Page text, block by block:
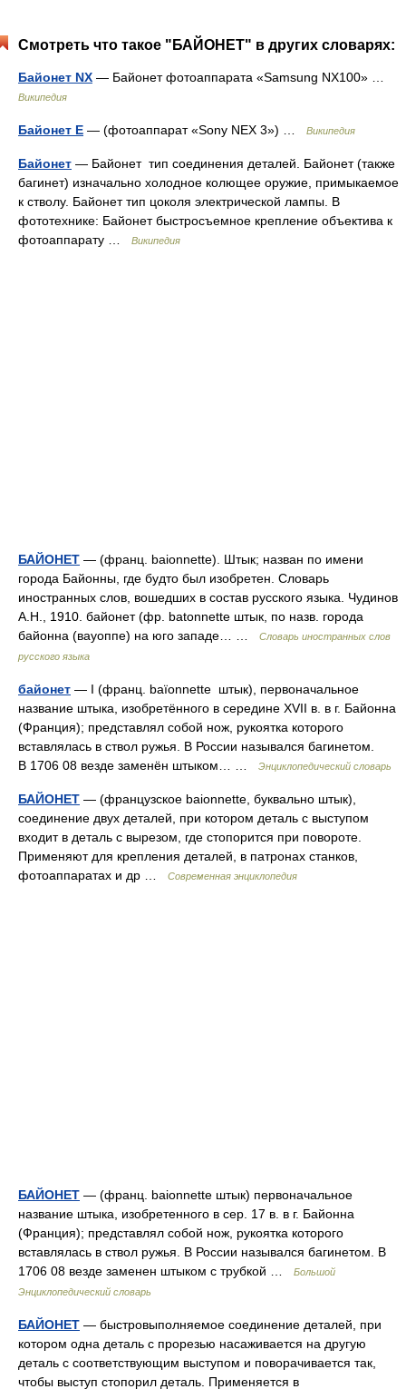
Смотреть что такое "БАЙОНЕТ" в других словарях:
Байонет NX — Байонет фотоаппарата «Samsung NX100» …
Википедия
Байонет E — (фотоаппарат «Sony NEX 3») … Википедия
Байонет — Байонет тип соединения деталей. Байонет (также
багинет) изначально холодное колющее оружие, примыкаемое
к стволу. Байонет тип цоколя электрической лампы. В
фототехнике: Байонет быстросъемное крепление объектива к
фотоаппарату …
Википедия
БАЙОНЕТ — (франц. baionnette). Штык; назван по имени
города Байонны, где будто был изобретен. Словарь
иностранных слов, вошедших в состав русского языка. Чудинов
А.Н., 1910. байонет (фр. batonnette штык, по назв. города
байонна (вауоппе) на юго западе… …
Словарь иностранных слов
русского языка
байонет — I (франц. baïonnette штык), первоначальное
название штыка, изобретённого в середине XVII в. в г. Байонна
(Франция); представлял собой нож, рукоятка которого
вставлялась в ствол ружья. В России назывался багинетом.
В 1706 08 везде заменён штыком… …
Энциклопедический словарь
БАЙОНЕТ — (французское baionnette, буквально штык),
соединение двух деталей, при котором деталь с выступом
входит в деталь с вырезом, где стопорится при повороте.
Применяют для крепления деталей, в патронах станков,
фотоаппаратах и др …
Современная энциклопедия
БАЙОНЕТ — (франц. baionnette штык) первоначальное
название штыка, изобретенного в сер. 17 в. в г. Байонна
(Франция); представлял собой нож, рукоятка которого
вставлялась в ствол ружья. В России назывался багинетом. В
1706 08 везде заменен штыком с трубкой …
Большой
Энциклопедический словарь
БАЙОНЕТ — быстровыполняемое соединение деталей, при
котором одна деталь с прорезью насаживается на другую
деталь с соответствующим выступом и поворачивается так,
чтобы выступ стопорил деталь. Применяется в